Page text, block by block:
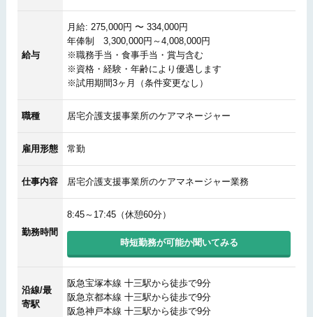
給与
月給: 275,000円 〜 334,000円
年俸制 3,300,000円～4,008,000円
※職務手当・食事手当・賞与含む
※資格・経験・年齢により優遇します
※試用期間3ヶ月（条件変更なし）
職種 居宅介護支援事業所のケアマネージャー
雇用形態 常勤
仕事内容 居宅介護支援事業所のケアマネージャー業務
勤務時間
8:45～17:45（休憩60分）
時短勤務が可能か聞いてみる
沿線/最
寄駅
阪急宝塚本線 十三駅から徒歩で9分
阪急京都本線 十三駅から徒歩で9分
阪急神戸本線 十三駅から徒歩で9分